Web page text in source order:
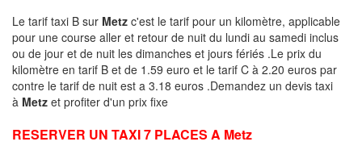
Le tarif taxi B sur Metz c'est le tarif pour un kilomètre, applicable
pour une course aller et retour de nuit du lundi au samedi inclus
ou de jour et de nuit les dimanches et jours fériés .Le prix du
kilomètre en tarif B et de 1.59 euro et le tarif C à 2.20 euros par
contre le tarif de nuit est a 3.18 euros .Demandez un devis taxi
à Metz et profiter d'un prix fixe
RESERVER UN TAXI 7 PLACES A Metz